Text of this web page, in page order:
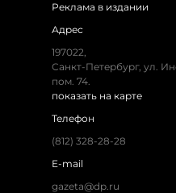
Реклама в издании
Адрес
197022,
Санкт-Петербург, ул.
пом. 74.
показать на карте
Телефон
(812) 328-28-28
E-mail
gazeta@dp.ru